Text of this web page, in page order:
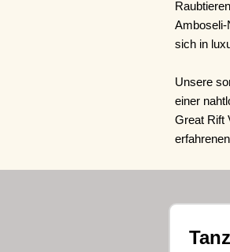
Amboseli-
sich in
Unsere
einer
Great Rift